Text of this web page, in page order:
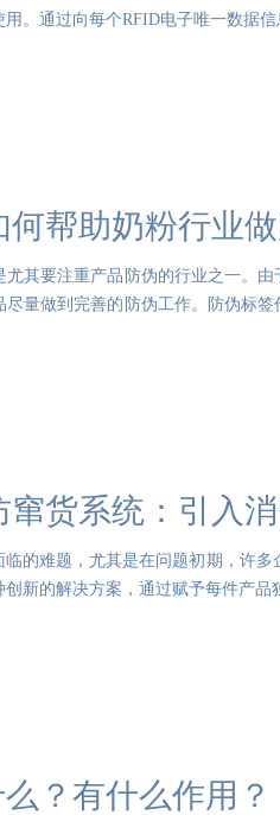
。通过向每个RFID电子唯一数据
帮助奶粉行业做
其要注重产品防伪的行业之一。
尽量做到完善的防伪工作。防伪标
窜货系统：引入
的难题，尤其是在问题初期，许
新的解决方案，通过赋予每件产
？有什么作用？